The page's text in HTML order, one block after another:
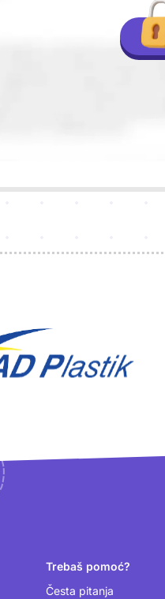
Trebaš pomoć?
Česta pitanja